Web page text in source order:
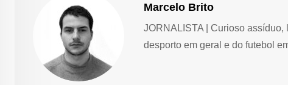
Marcelo Brito
JORNALISTA | Curioso
desporto em geral e do futebol